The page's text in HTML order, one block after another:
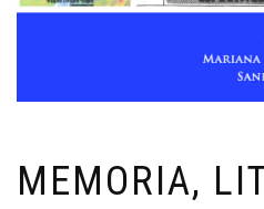
MEMORIA,